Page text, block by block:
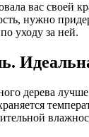
вас своей
нужно
уходу за ней.
дерева